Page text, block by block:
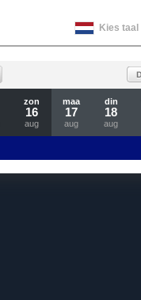
Kies taal
zon
16
aug
maa
17
aug
din
18
aug